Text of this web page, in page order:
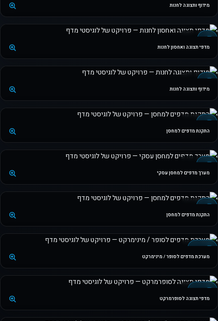
מידוף ותצוגה לחנות
מדפי תצוגה ואחסון לחנות
מידוף ותצוגה לחנות
התקנת מדפים למחסן
מערך מדפים למחסן עסקי
התקנת מדפים למחסן
מערכת מדפים לסופר / מינימרקט
מדפי תצוגה לסופרמרקט